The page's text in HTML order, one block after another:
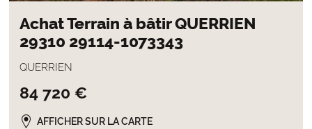
Achat Terrain à bâtir QUERRIEN
29310 29114-1073343
QUERRIEN
84 720 €
AFFICHER SUR LA CARTE